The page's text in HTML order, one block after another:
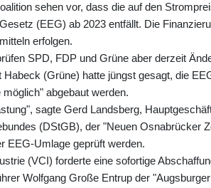
sehen vor, dass die auf den
(EEG) ab 2023 entfällt. Die
erfolgen.
SPD, FDP und Grüne aber derzeit
(Grüne) hatte jüngst gesagt, die
abgebaut werden.
sagte Gerd Landsberg,
(DStGB), der "Neuen Osnabrücker
EEG-Umlage geprüft werden.
(VCI) forderte eine sofortige
Wolfgang Große Entrup der